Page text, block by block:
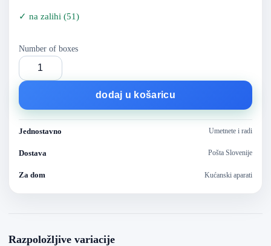
✓ na zalihi (51)
Number of boxes
dodaj u košaricu
Jednostavno Umetnete i radi
Dostava Pošta Slovenije
Za dom Kućanski aparati
Razpoložljive variacije